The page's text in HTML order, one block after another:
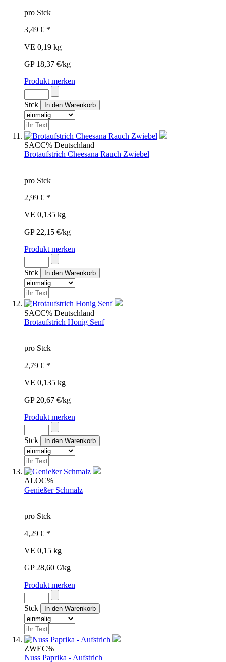
pro Stck
3,49 € *
VE 0,19 kg
GP 18,37 €/kg
Produkt merken
Stck
SACC% Deutschland
Brotaufstrich Cheesana Rauch Zwiebel
pro Stck
2,99 € *
VE 0,135 kg
GP 22,15 €/kg
Produkt merken
Stck
SACC% Deutschland
Brotaufstrich Honig Senf
pro Stck
2,79 € *
VE 0,135 kg
GP 20,67 €/kg
Produkt merken
Stck
ALOC%
Genießer Schmalz
pro Stck
4,29 € *
VE 0,15 kg
GP 28,60 €/kg
Produkt merken
Stck
ZWEC%
Nuss Paprika - Aufstrich